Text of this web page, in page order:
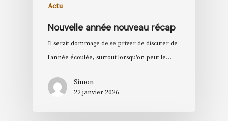
Actu
Nouvelle année nouveau récap
Il serait dommage de se priver de discuter de
l'année écoulée, surtout lorsqu'on peut le…
Simon
22 janvier 2026